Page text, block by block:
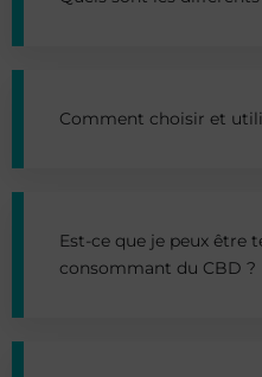
Comment choisir et
Est-ce que je peux être
consommant du CBD ?